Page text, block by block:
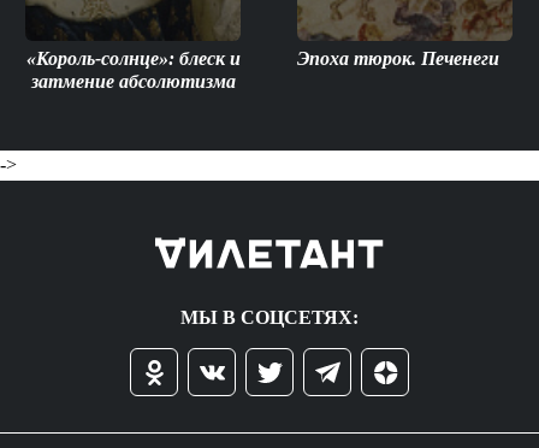
«Король-солнце»: блеск и
затмение абсолютизма
Эпоха тюрок. Печенеги
->
МЫ В СОЦСЕТЯХ: